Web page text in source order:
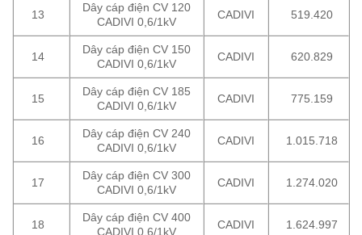
13
Dây cáp điện CV 120
CADIVI 0,6/1kV
CADIVI 519.420
14
Dây cáp điện CV 150
CADIVI 0,6/1kV
CADIVI 620.829
15
Dây cáp điện CV 185
CADIVI 0,6/1kV
CADIVI 775.159
16
Dây cáp điện CV 240
CADIVI 0,6/1kV
CADIVI 1.015.718
17
Dây cáp điện CV 300
CADIVI 0,6/1kV
CADIVI 1.274.020
18
Dây cáp điện CV 400
CADIVI 0,6/1kV
CADIVI 1.624.997